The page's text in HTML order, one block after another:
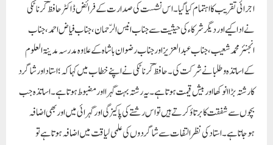
اجرائی تقریب کا اہتمام کیاگیا۔ اس نشست کی صدارت کے فرائض ڈاکٹر حافظؔ کرناٹکی
نے ادا کیے اور دیگر شرکاء کی حیثیت سے جناب انیس الرّحمان، جناب فیاض احمد، جناب
انجنئر محمد شعیب، جناب عبدالعزیز اورجناب رضوان باشاہ کے علاوہ مدرسہ مدینۃ العلوم
کے اساتذہ و طلبا نے شرکت کی۔حافظؔ کرناٹکی نے اپنے خطاب میں کہا کہ؛ استاد اور شاگرد
کا رشتہ بڑا انوکھا اور بیش قیمت ہوتا ہے۔ یہ رشتہ بہت گہرا اور مضبوط ہوتا ہے۔ اساتذہ جب
بچوں سے شفقت کا برتاؤ کرتے ہیں تو اس رشتے کی پاکیزگی اورگہرائی میں اور بھی اضافہ
ہوجاتا ہے۔ استاد کی نظر التفات سے شاگردوں کی علمی لیاقت میں اضافہ ہوتا ہے تو